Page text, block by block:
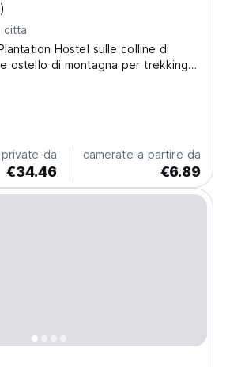
citta
Hostel sulle colline di
ostello di montagna per trekking e
per gli amanti della natura e i
cerca di pace. (Auto-translated
da
€34.46
camerate a partire da
€6.89